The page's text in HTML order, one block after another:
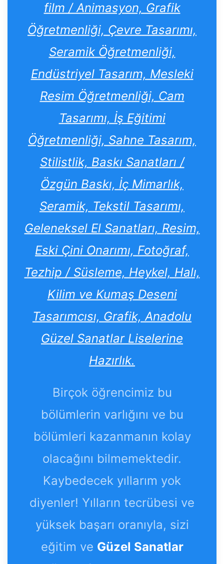
film / Animasyon, Grafik
Öğretmenliği, Çevre Tasarımı,
Seramik Öğretmenliği,
Endüstriyel Tasarım, Mesleki
Resim Öğretmenliği, Cam
Tasarımı, İş Eğitimi
Öğretmenliği, Sahne Tasarım,
Stilistlik, Baskı Sanatları /
Özgün Baskı, İç Mimarlık,
Seramik, Tekstil Tasarımı,
Geleneksel El Sanatları, Resim,
Eski Çini Onarımı, Fotoğraf,
Tezhip / Süsleme, Heykel, Halı,
Kilim ve Kumaş Deseni
Tasarımcısı, Grafik, Anadolu
Güzel Sanatlar Liselerine
Hazırlık.
Birçok öğrencimiz bu
bölümlerin varlığını ve bu
bölümleri kazanmanın kolay
olacağını bilmemektedir.
Kaybedecek yıllarım yok
diyenler! Yılların tecrübesi ve
yüksek başarı oranıyla, sizi
eğitim ve Güzel Sanatlar